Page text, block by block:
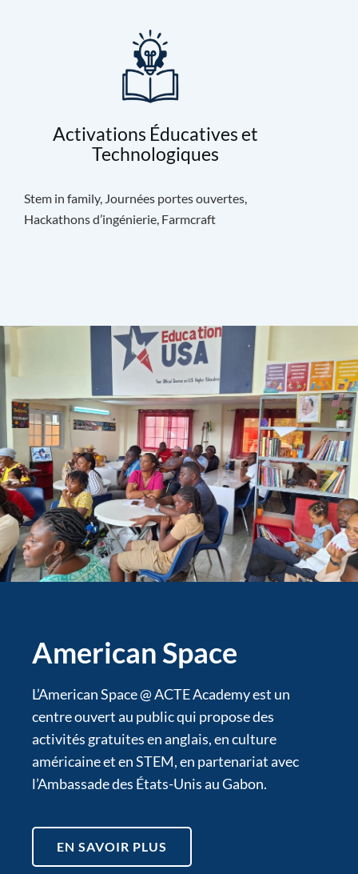
Activations Éducatives et
Technologiques
Stem in family, Journées portes ouvertes,
Hackathons d’ingénierie, Farmcraft
American Space
L’American Space @ ACTE Academy est un
centre ouvert au public qui propose des
activités gratuites en anglais, en culture
américaine et en STEM, en partenariat avec
l’Ambassade des États-Unis au Gabon.
EN SAVOIR PLUS